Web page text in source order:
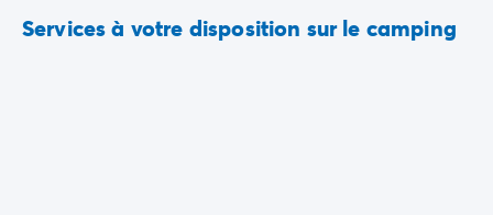
Services à votre disposition sur le camping